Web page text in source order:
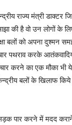
राज्य मंत्री
की है वो उन लोगों के
बलों को अपना दुश्मन
पथराव करके
करने का एक मौका भी
बलों के खिलाफ किये
पार करने में मदद